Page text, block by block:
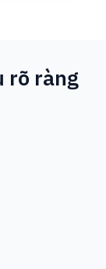
rõ ràng